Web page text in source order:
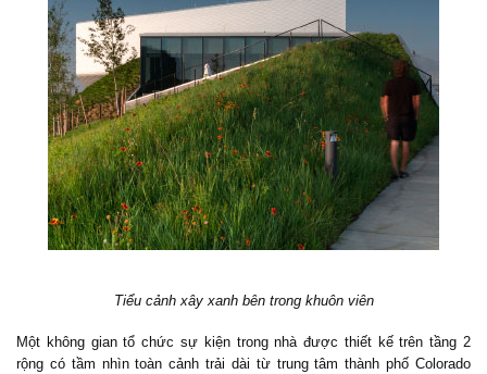
Tiểu cảnh xây xanh bên trong khuôn viên
Một không gian tổ chức sự kiện trong nhà được thiết kế trên tầng 2
rộng có tầm nhìn toàn cảnh trải dài từ trung tâm thành phố Colorado